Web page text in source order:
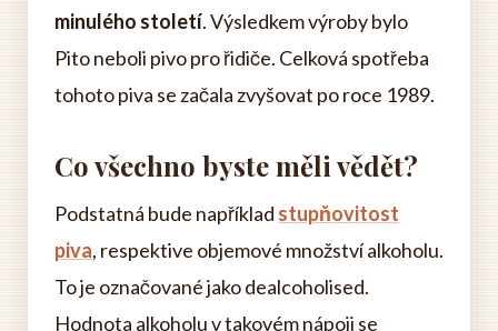
minulého století. Výsledkem výroby bylo
Pito neboli pivo pro řidiče. Celková spotřeba
tohoto piva se začala zvyšovat po roce 1989.
Co všechno byste měli vědět?
Podstatná bude například stupňovitost
piva, respektive objemové množství alkoholu.
To je označované jako dealcoholised.
Hodnota alkoholu v takovém nápoji se